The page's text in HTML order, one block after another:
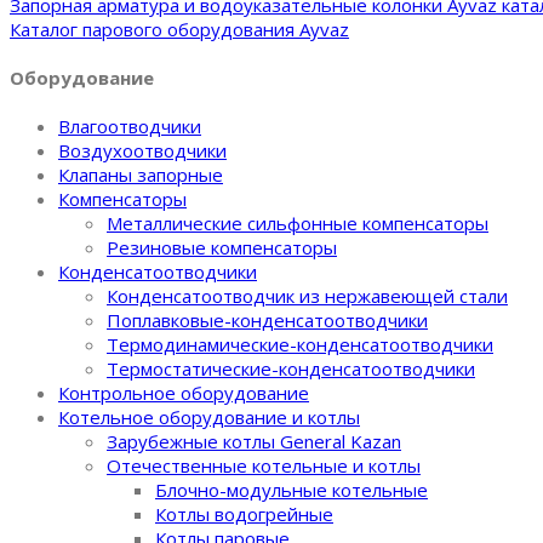
Запорная арматура и водоуказательные колонки Ayvaz
Каталог парового оборудования Ayvaz
Оборудование
Влагоотводчики
Воздухоотводчики
Клапаны запорные
Компенсаторы
Металлические сильфонные компенсаторы
Резиновые компенсаторы
Конденсатоотводчики
Конденсатоотводчик из нержавеющей стали
Поплавковые-конденсатоотводчики
Термодинамические-конденсатоотводчики
Термостатические-конденсатоотводчики
Контрольное оборудование
Котельное оборудование и котлы
Зарубежные котлы General Kazan
Отечественные котельные и котлы
Блочно-модульные котельные
Котлы водогрейные
Котлы паровые